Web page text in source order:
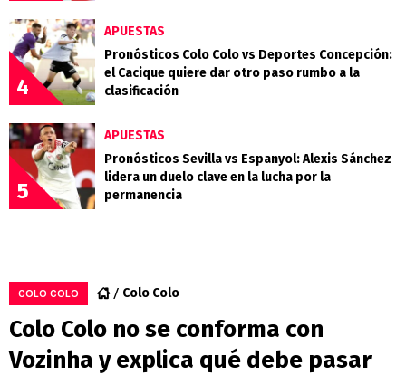
4
APUESTAS
Pronósticos Colo Colo vs Deportes Concepción:
el Cacique quiere dar otro paso rumbo a la
clasificación
5
APUESTAS
Pronósticos Sevilla vs Espanyol: Alexis Sánchez
lidera un duelo clave en la lucha por la
permanencia
COLO COLO Colo Colo
Colo Colo no se conforma con
Vozinha y explica qué debe pasar